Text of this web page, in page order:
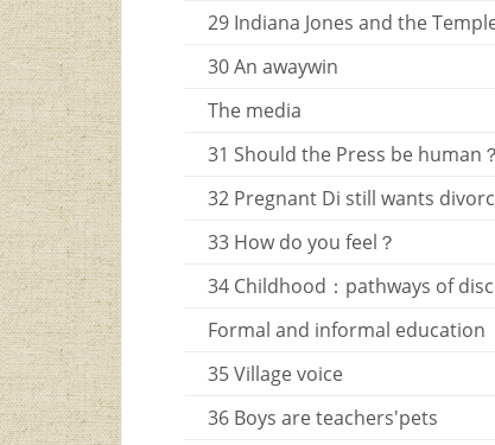
29 Indiana Jones and the
30 An awaywin
The media
31 Should the Press be human？
32 Pregnant Di still wants
33 How do you feel？
34 Childhood：pathways of
Formal and informal education
35 Village voice
36 Boys are teachers'pets